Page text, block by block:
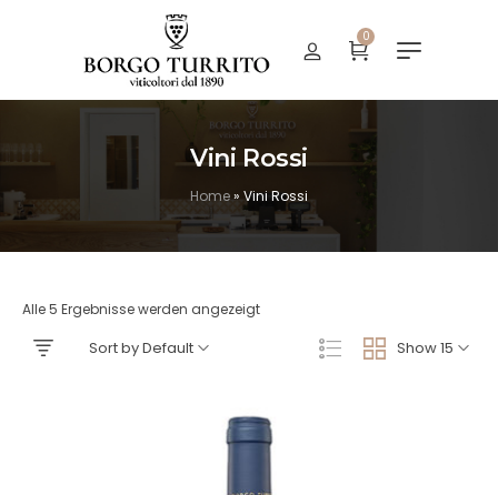
0
Vini Rossi
Home»Vini Rossi
Alle 5 Ergebnisse werden angezeigt
Show 15
Sort by Default